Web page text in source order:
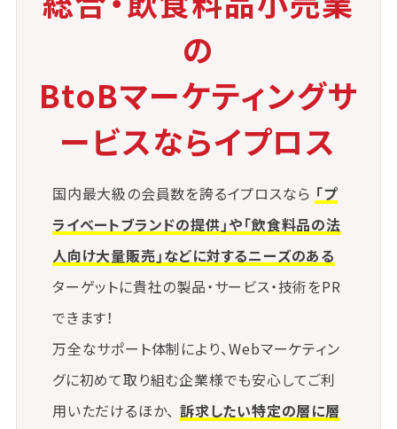
の
BtoBマーケティングサ
ービスならイプロス
国内最大級の会員数を誇るイプロスなら 「プ
ライベートブランドの提供」や「飲食料品の法
人向け大量販売」などに対するニーズのある
ターゲットに貴社の製品・サービス・技術をPR
できます！
万全なサポート体制により、Webマーケティン
グに初めて取り組む企業様でも安心してご利
用いただけるほか、 訴求したい特定の層に層